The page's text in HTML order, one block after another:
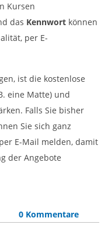
Kursen
das Kennwort können
per E-
ist die kostenlose
eine Matte) und
Falls Sie bisher
Sie sich ganz
per E-Mail melden, damit
der Angebote
0 Kommentare